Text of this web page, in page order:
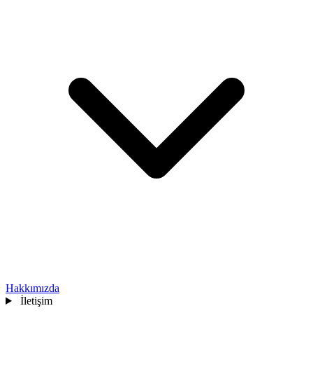
Hakkımızda
İletişim